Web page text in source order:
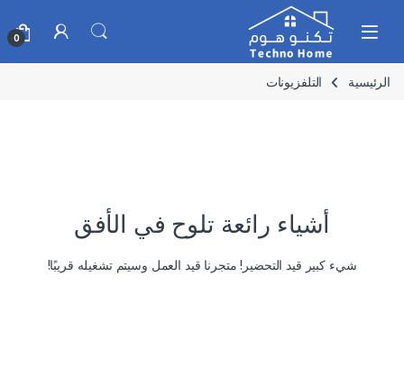
Skip to navigation
Skip to content
0
الرئيسية التلفزيونات
أشياء رائعة تلوح في الأفق
شيء كبير قيد التحضير! متجرنا قيد العمل وسيتم تشغيله قريبًا!